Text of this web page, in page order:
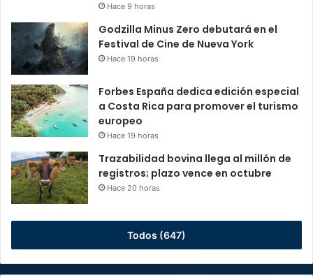
Hace 9 horas
Godzilla Minus Zero debutará en el
Festival de Cine de Nueva York
Hace 19 horas
Forbes España dedica edición especial
a Costa Rica para promover el turismo
europeo
Hace 19 horas
Trazabilidad bovina llega al millón de
registros; plazo vence en octubre
Hace 20 horas
Todos (647)